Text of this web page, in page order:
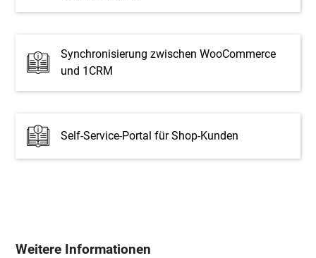
Synchronisierung zwischen WooCommerce
und 1CRM
Self-Service-Portal für Shop-Kunden
Weitere Informationen